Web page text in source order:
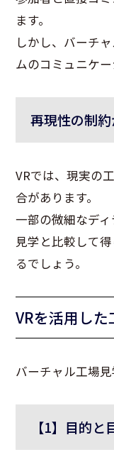
ます。
しかし、バーチ
ムのコミュニケー
再現性の制約
VRでは、現実の
合があります。
一部の微細なデ
見学と比較して
るでしょう。
VRを活用し
バーチャル工場
【1】目的と